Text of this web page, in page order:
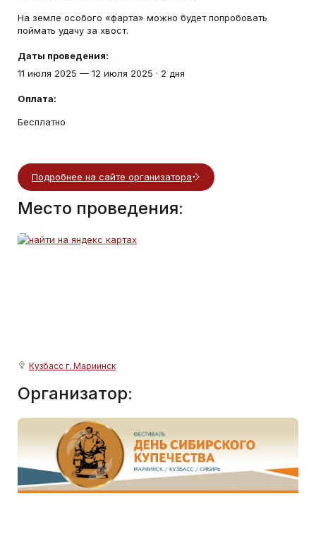
На земле особого «фарта» можно будет попробовать
поймать удачу за хвост.
Даты проведения:
11 июля 2025 — 12 июля 2025 · 2 дня
Оплата:
Бесплатно
Подробнее на сайте организатора
Место проведения:
Кузбасс г. Мариинск
Организатор: